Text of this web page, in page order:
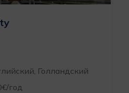
Голландский
год